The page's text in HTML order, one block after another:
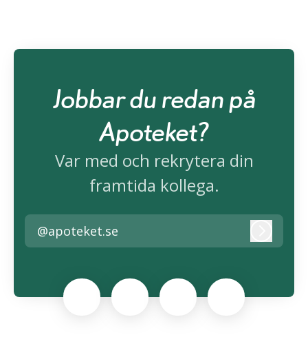
Jobbar du redan på
Apoteket?
Var med och rekrytera din
framtida kollega.
@apoteket.se